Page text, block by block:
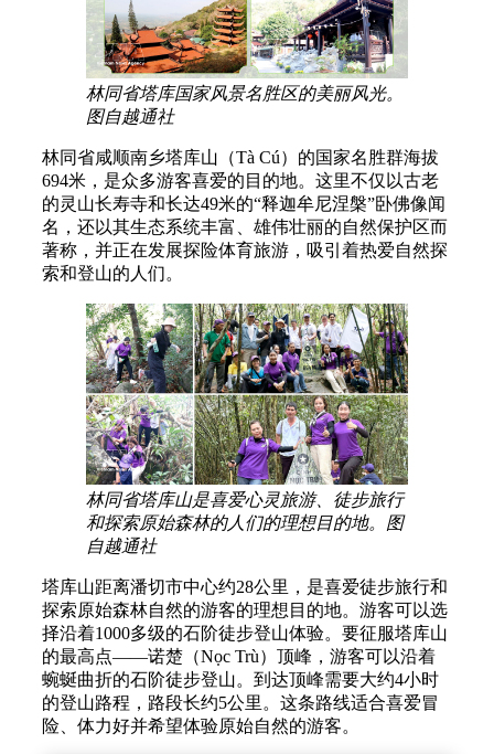
林同省塔库国家风景名胜区的美丽风光。
图自越通社
林同省咸顺南乡塔库山（Tà Cú）的国家名胜群海拔
694米，是众多游客喜爱的目的地。这里不仅以古老
的灵山长寿寺和长达49米的“释迦牟尼涅槃”卧佛像闻
名，还以其生态系统丰富、雄伟壮丽的自然保护区而
著称，并正在发展探险体育旅游，吸引着热爱自然探
索和登山的人们。
林同省塔库山是喜爱心灵旅游、徒步旅行
和探索原始森林的人们的理想目的地。图
自越通社
塔库山距离潘切市中心约28公里，是喜爱徒步旅行和
探索原始森林自然的游客的理想目的地。游客可以选
择沿着1000多级的石阶徒步登山体验。要征服塔库山
的最高点——诺楚（Nọc Trù）顶峰，游客可以沿着
蜿蜒曲折的石阶徒步登山。到达顶峰需要大约4小时
的登山路程，路段长约5公里。这条路线适合喜爱冒
险、体力好并希望体验原始自然的游客。